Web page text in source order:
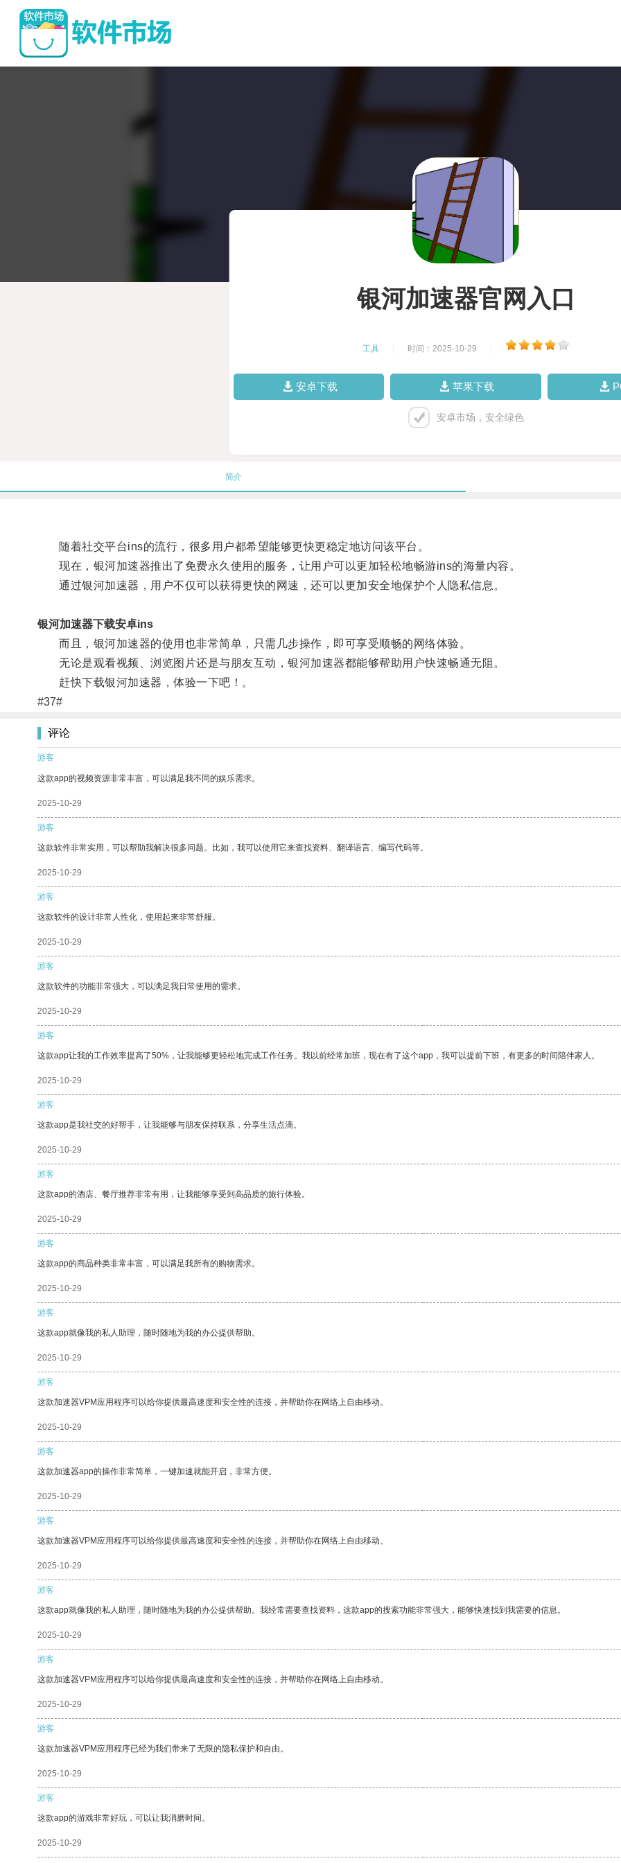
银河加速器官网入口
工具 时间：2025-10-29
安卓下载 苹果下载
安卓市场，安全绿色
简介
随着社交平台ins的流行，很多用户都希望能够更快更稳定地访问该平台。
现在，银河加速器推出了免费永久使用的服务，让用户可以更加轻松地畅游ins的海量内容。
通过银河加速器，用户不仅可以获得更快的网速，还可以更加安全地保护个人隐私信息。
银河加速器下载安卓ins
而且，银河加速器的使用也非常简单，只需几步操作，即可享受顺畅的网络体验。
无论是观看视频、浏览图片还是与朋友互动，银河加速器都能够帮助用户快速畅通无阻。
赶快下载银河加速器，体验一下吧！。
#37#
评论
游客
这款app的视频资源非常丰富，可以满足我不同的娱乐需求。
2025-10-29
游客
这款软件非常实用，可以帮助我解决很多问题。比如，我可以使用它来查找资料、翻译语言、编写代码等。
2025-10-29
游客
这款软件的设计非常人性化，使用起来非常舒服。
2025-10-29
游客
这款软件的功能非常强大，可以满足我日常使用的需求。
2025-10-29
游客
这款app让我的工作效率提高了50%，让我能够更轻松地完成工作任务。我以前经常加班，现在有了这个app，我可以提前下班，有更多的时间陪伴家人。
2025-10-29
游客
这款app是我社交的好帮手，让我能够与朋友保持联系，分享生活点滴。
2025-10-29
游客
这款app的酒店、餐厅推荐非常有用，让我能够享受到高品质的旅行体验。
2025-10-29
游客
这款app的商品种类非常丰富，可以满足我所有的购物需求。
2025-10-29
游客
这款app就像我的私人助理，随时随地为我的办公提供帮助。
2025-10-29
游客
这款加速器VPM应用程序可以给你提供最高速度和安全性的连接，并帮助你在网络上自由移动。
2025-10-29
游客
这款加速器app的操作非常简单，一键加速就能开启，非常方便。
2025-10-29
游客
这款加速器VPM应用程序可以给你提供最高速度和安全性的连接，并帮助你在网络上自由移动。
2025-10-29
游客
这款app就像我的私人助理，随时随地为我的办公提供帮助。我经常需要查找资料，这款app的搜索功能非常强大，能够快速找到我需要的信息。
2025-10-29
游客
这款加速器VPM应用程序可以给你提供最高速度和安全性的连接，并帮助你在网络上自由移动。
2025-10-29
游客
这款加速器VPM应用程序已经为我们带来了无限的隐私保护和自由。
2025-10-29
游客
这款app的游戏非常好玩，可以让我消磨时间。
2025-10-29